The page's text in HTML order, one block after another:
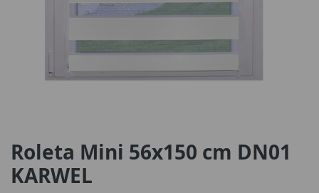
Roleta Mini 56x150 cm DN01
KARWEL